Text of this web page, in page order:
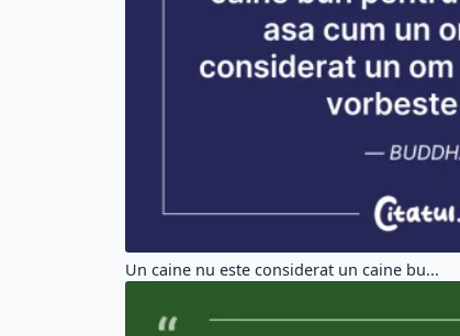
Un caine nu este considerat un caine bu...